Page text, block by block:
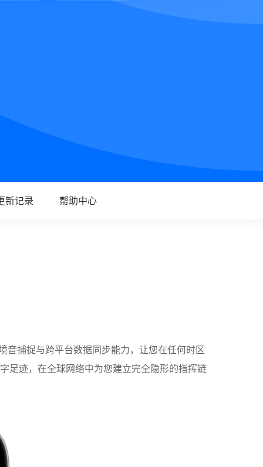
新记录 帮助中心
音捕捉与跨平台数据同步能力，让您在任何时区
足迹，在全球网络中为您建立完全隐形的指挥链